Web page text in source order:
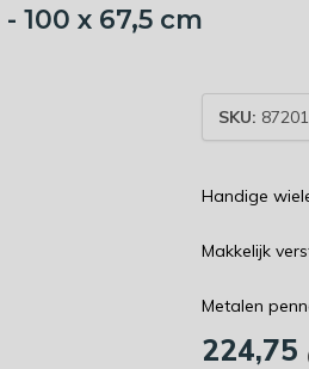
100 x 67,5 cm
SKU:
Handige
Makkelijk
Metalen
224,75